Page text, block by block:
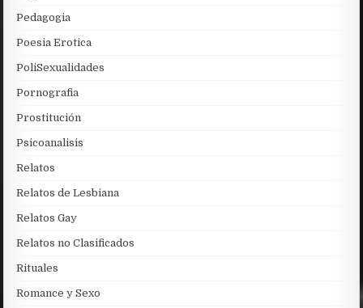
Pedagogia
Poesia Erotica
PoliSexualidades
Pornografia
Prostitución
Psicoanalisis
Relatos
Relatos de Lesbiana
Relatos Gay
Relatos no Clasificados
Rituales
Romance y Sexo